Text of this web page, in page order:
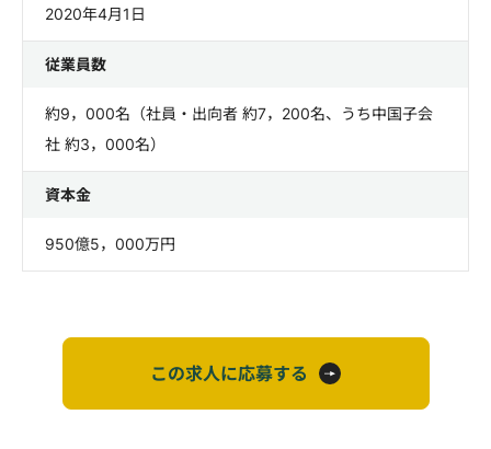
2020年4月1日
従業員数
約9，000名（社員・出向者 約7，200名、うち中国子会
社 約3，000名）
資本金
950億5，000万円
この求人に応募する